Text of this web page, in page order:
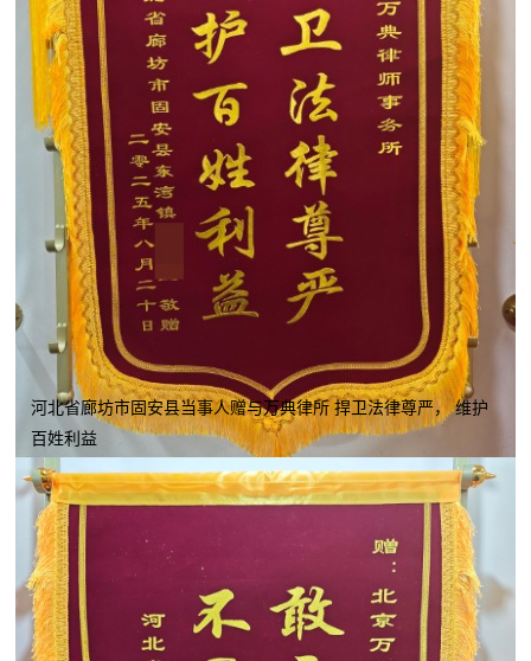
河北省廊坊市固安县当事人赠与万典律所 捍卫法律尊严， 维护
百姓利益